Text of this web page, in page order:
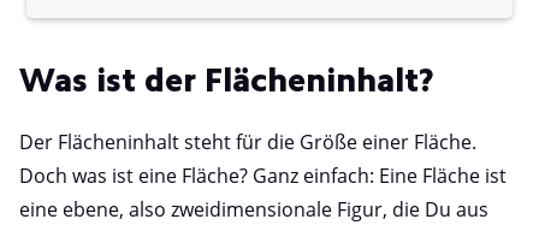
Was ist der Flächeninhalt?
Der Flächeninhalt steht für die Größe einer Fläche.
Doch was ist eine Fläche? Ganz einfach: Eine Fläche ist
eine ebene, also zweidimensionale Figur, die Du aus